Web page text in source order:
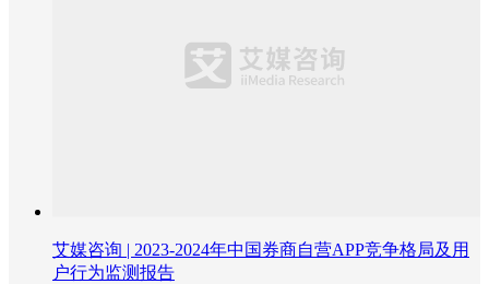
艾媒咨询 | 2023-2024年中国券商自营APP竞争格局及用
户行为监测报告